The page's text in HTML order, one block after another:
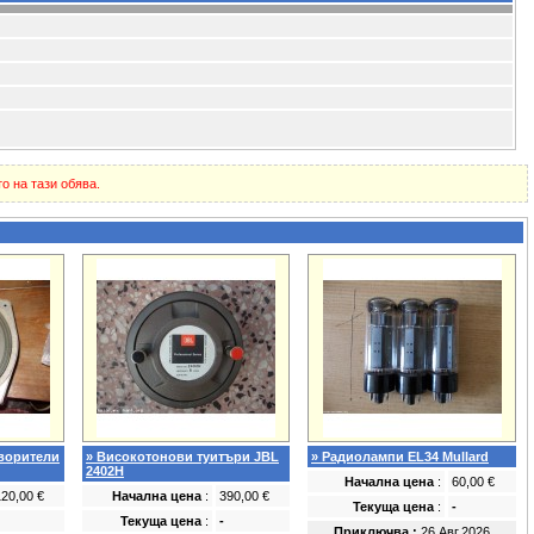
на тази обява.
€
» Високотонови туитъри JBL
2402H
Начална цена :
390,00 €
Текуща цена : -
» Радиолампи EL34 Mullard
Начална цена :
60,00 €
Текуща цена :
-